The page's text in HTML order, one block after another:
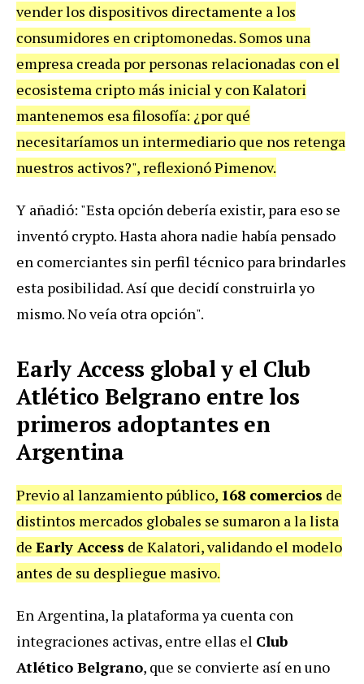
vender los dispositivos directamente a los
consumidores en criptomonedas. Somos una
empresa creada por personas relacionadas con el
ecosistema cripto más inicial y con Kalatori
mantenemos esa filosofía: ¿por qué
necesitaríamos un intermediario que nos retenga
nuestros activos?", reflexionó Pimenov.
Y añadió: "Esta opción debería existir, para eso se
inventó crypto. Hasta ahora nadie había pensado
en comerciantes sin perfil técnico para brindarles
esta posibilidad. Así que decidí construirla yo
mismo. No veía otra opción".
Early Access global y el Club
Atlético Belgrano entre los
primeros adoptantes en
Argentina
Previo al lanzamiento público, 168 comercios de
distintos mercados globales se sumaron a la lista
de Early Access de Kalatori, validando el modelo
antes de su despliegue masivo.
En Argentina, la plataforma ya cuenta con
integraciones activas, entre ellas el Club
Atlético Belgrano, que se convierte así en uno